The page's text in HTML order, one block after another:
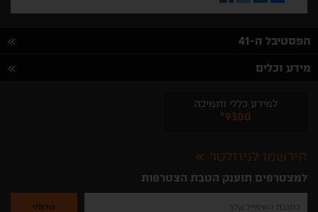
הפסטיבל ה-41
מידע וכלים
למידע כללי ותמיכה
*9300
הירשמו לניוזלטר
למצטרפים תוענק הטבת הצטרפות
להזין